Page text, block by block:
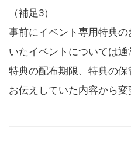
（補足3）
事前にイベント専用特典
いたイベントについては通
特典の配布期限、特典の
お伝えしていた内容から変